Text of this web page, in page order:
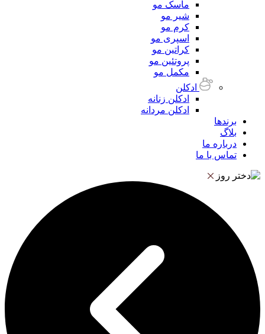
ماسک مو
شیر مو
کرم مو
اسپری مو
کراتین مو
پروتئین مو
مکمل مو
ادکلن
ادکلن زنانه
ادکلن مردانه
برندها
بلاگ
درباره ما
تماس با ما